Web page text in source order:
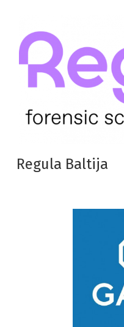
Regula Baltija